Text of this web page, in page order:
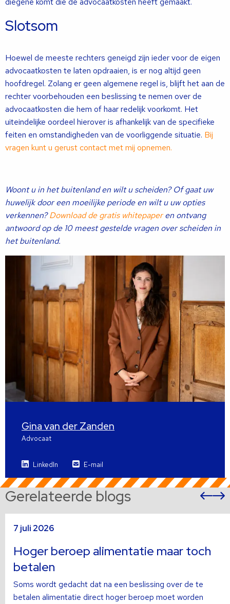
Slotsom
Hoewel de meeste rechters geneigd zijn ieder voor de eigen
advocaatkosten te laten opdraaien, is er nog altijd geen
hoofdregel. Zolang er geen algemene regel is, blijft het aan de
rechter voorbehouden een beslissing te nemen over de
advocaatkosten die hem of haar redelijk voorkomt. Het
uiteindelijke oordeel hierover is afhankelijk van de specifieke
feiten en omstandigheden van de voorliggende situatie. Bij
vragen kunt u gerust contact met mij opnemen.
Woont u in het buitenland en wilt u scheiden? Of gaat uw
huwelijk door een moeilijke periode en wilt u uw opties
verkennen?Download de gratis whitepaperen ontvang
antwoord op de 10 meest gestelde vragen over scheiden in
het buitenland.
Gina van der Zanden
Advocaat
LinkedIn E-mail
Gerelateerde blogs
7 juli 2026
Hoger beroep alimentatie maar toch
betalen
Soms wordt gedacht dat na een beslissing over de te
betalen alimentatie direct hoger beroep moet worden
meer